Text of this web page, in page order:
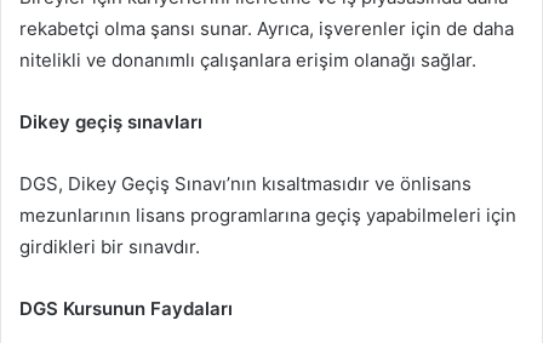
rekabetçi olma şansı sunar. Ayrıca, işverenler için de daha
nitelikli ve donanımlı çalışanlara erişim olanağı sağlar.
Dikey geçiş sınavları
DGS, Dikey Geçiş Sınavı’nın kısaltmasıdır ve önlisans
mezunlarının lisans programlarına geçiş yapabilmeleri için
girdikleri bir sınavdır.
DGS Kursunun Faydaları